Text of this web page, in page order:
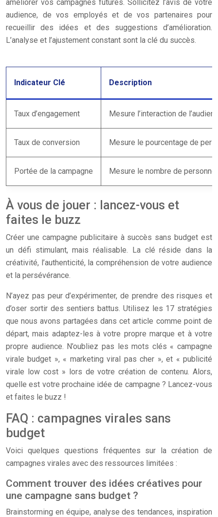
améliorer vos campagnes futures. Sollicitez l’avis de votre
audience, de vos employés et de vos partenaires pour
recueillir des idées et des suggestions d’amélioration.
L’analyse et l’ajustement constant sont la clé du succès.
Indicateur Clé Description
Taux d’engagement Mesure l’interaction de
Taux de conversion Mesure le pourcentage de
Portée de la campagne Mesure le nombre de
À vous de jouer : lancez-vous et
faites le buzz
Créer une campagne publicitaire à succès sans budget est
un défi stimulant, mais réalisable. La clé réside dans la
créativité, l’authenticité, la compréhension de votre audience
et la persévérance.
N’ayez pas peur d’expérimenter, de prendre des risques et
d’oser sortir des sentiers battus. Utilisez les 17 stratégies
que nous avons partagées dans cet article comme point de
départ, mais adaptez-les à votre propre marque et à votre
propre audience. N’oubliez pas les mots clés « campagne
virale budget », « marketing viral pas cher », et « publicité
virale low cost » lors de votre création de contenu. Alors,
quelle est votre prochaine idée de campagne ? Lancez-vous
et faites le buzz !
FAQ : campagnes virales sans
budget
Voici quelques questions fréquentes sur la création de
campagnes virales avec des ressources limitées :
Comment trouver des idées créatives pour
une campagne sans budget ?
Brainstorming en équipe, analyse des tendances, inspiration